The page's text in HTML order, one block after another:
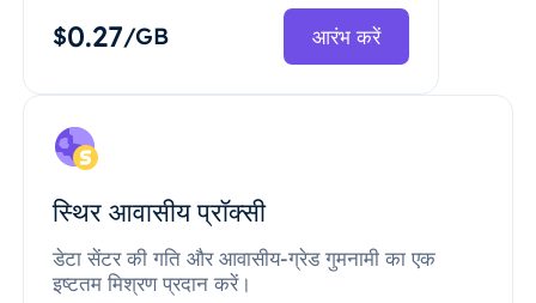
$0.27/GB आरंभ करें
स्थिर आवासीय प्रॉक्सी
डेटा सेंटर की गति और आवासीय-ग्रेड गुमनामी का एक
इष्टतम मिश्रण प्रदान करें।